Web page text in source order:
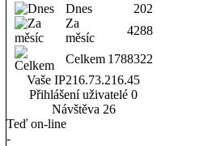
Dnes
202
Za
měsíc
4288
Celkem 1788322
Vaše IP216.73.216.45
Přihlášení uživatelé 0
Návštěva 26
Teď on-line
-